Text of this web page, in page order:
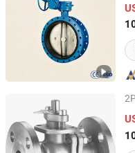
용
Guangdong, China
Zhejiang Xinhong Valve
Zhejiang, China